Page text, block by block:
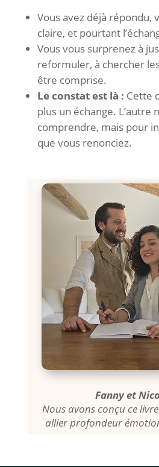
Vous avez déjà répondu,
claire, et pourtant
Vous vous surprenez à
reformuler, à chercher
être comprise.
Le constat est là : Cette
plus un échange. L’autre
comprendre, mais pour
que vous renonciez.
Fanny et
Nous avons conçu ce
allier profondeur